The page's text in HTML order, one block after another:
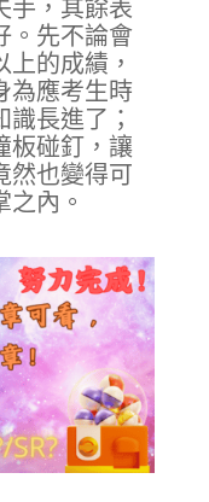
手，其餘表
。先不論會
的成績，
為應考生時
長進了；
板碰釘，讓
然也變得可
內。